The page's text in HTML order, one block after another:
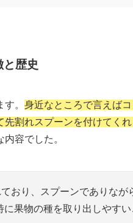
歴史
。 身近なところで言えば
割れスプーンを付けてく
容でした。
おり、スプーンでありなが
果物の種を取り出しやす